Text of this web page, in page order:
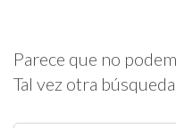
Parece que no
Tal vez otra